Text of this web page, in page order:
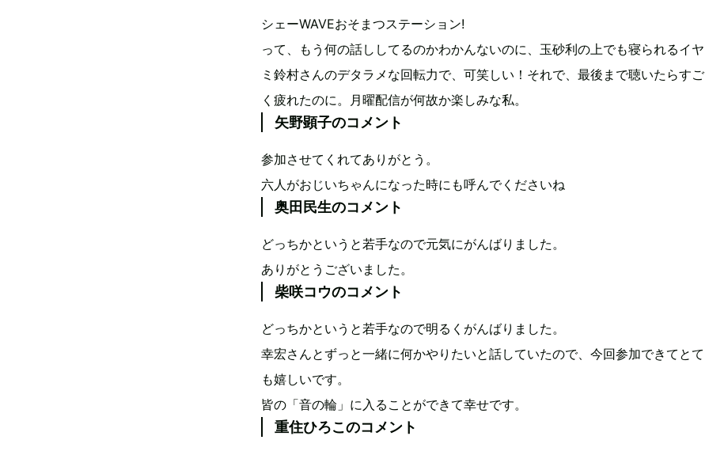
シェーWAVEおそまつステーション!
って、もう何の話ししてるのかわかんないのに、玉砂利の上でも寝られるイヤ
ミ鈴村さんのデタラメな回転力で、可笑しい！それで、最後まで聴いたらすご
く疲れたのに。月曜配信が何故か楽しみな私。
矢野顕子のコメント
参加させてくれてありがとう。
六人がおじいちゃんになった時にも呼んでくださいね
奥田民生のコメント
どっちかというと若手なので元気にがんばりました。
ありがとうございました。
柴咲コウのコメント
どっちかというと若手なので明るくがんばりました。
幸宏さんとずっと一緒に何かやりたいと話していたので、今回参加できてとて
も嬉しいです。
皆の「音の輪」に入ることができて幸せです。
重住ひろこのコメント